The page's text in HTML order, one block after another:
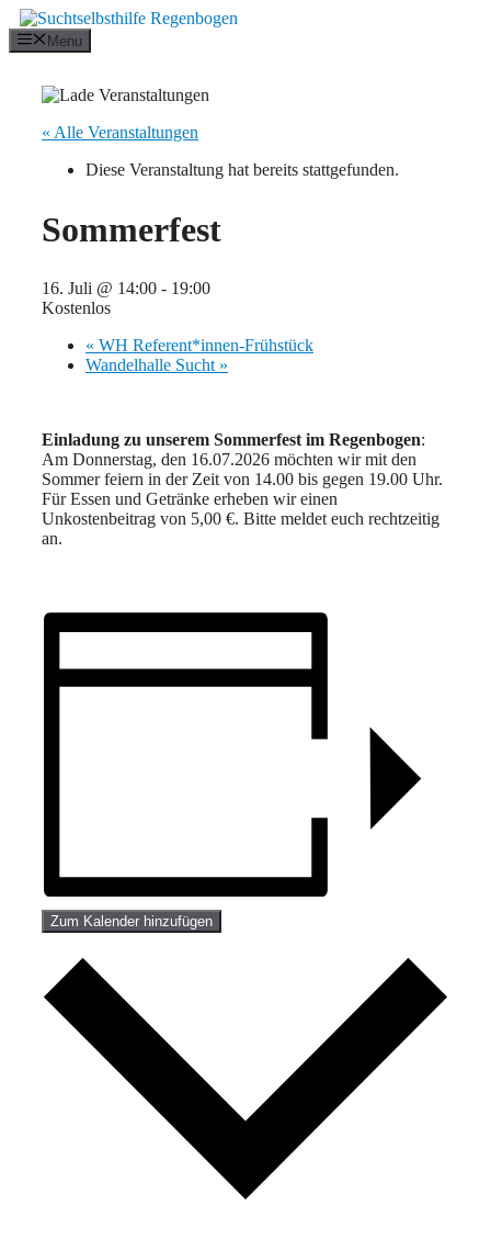
Zum
Inhalt
springen
Menu
« Alle Veranstaltungen
Diese Veranstaltung hat bereits stattgefunden.
Sommerfest
16. Juli @ 14:00 - 19:00
Kostenlos
« WH Referent*innen-Frühstück
Wandelhalle Sucht »
Einladung zu unserem Sommerfest im Regenbogen:
Am Donnerstag, den 16.07.2026 möchten wir mit den
Sommer feiern in der Zeit von 14.00 bis gegen 19.00 Uhr.
Für Essen und Getränke erheben wir einen
Unkostenbeitrag von 5,00 €. Bitte meldet euch rechtzeitig
an.
Zum Kalender hinzufügen